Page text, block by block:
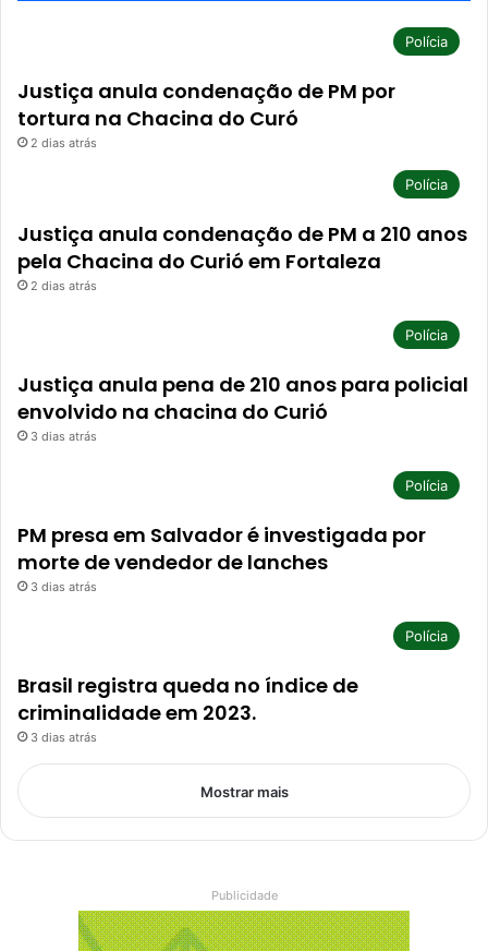
Polícia
Justiça anula condenação de PM por
tortura na Chacina do Curó
2 dias atrás
Polícia
Justiça anula condenação de PM a 210 anos
pela Chacina do Curió em Fortaleza
2 dias atrás
Polícia
Justiça anula pena de 210 anos para policial
envolvido na chacina do Curió
3 dias atrás
Polícia
PM presa em Salvador é investigada por
morte de vendedor de lanches
3 dias atrás
Polícia
Brasil registra queda no índice de
criminalidade em 2023.
3 dias atrás
Mostrar mais
Publicidade